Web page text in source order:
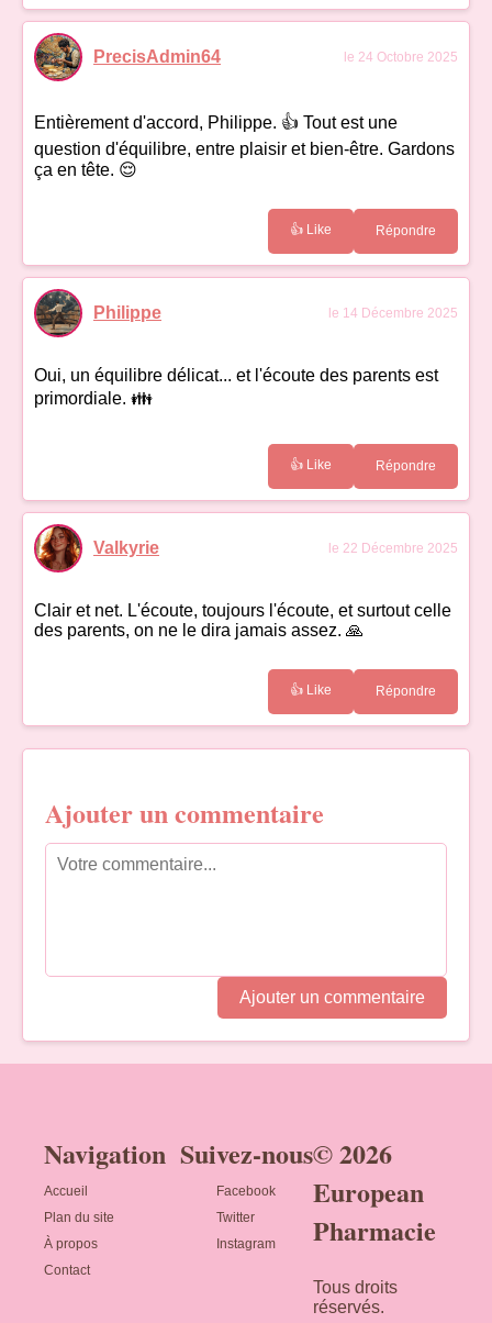
PrecisAdmin64 le 24 Octobre 2025
Entièrement d'accord, Philippe. 👍 Tout est une
question d'équilibre, entre plaisir et bien-être. Gardons
ça en tête. 😌
👍 Like Répondre
Philippe le 14 Décembre 2025
Oui, un équilibre délicat... et l'écoute des parents est
primordiale. 👪
👍 Like Répondre
Valkyrie le 22 Décembre 2025
Clair et net. L'écoute, toujours l'écoute, et surtout celle
des parents, on ne le dira jamais assez. 🙏
👍 Like Répondre
Ajouter un commentaire
Ajouter un commentaire
Navigation
Accueil
Plan du site
À propos
Contact
Suivez-nous
Facebook
Twitter
Instagram
© 2026
European
Pharmacie
Tous droits
réservés.